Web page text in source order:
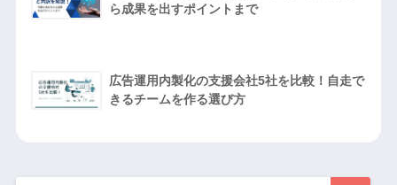
ら成果を出すポイントまで
広告運用内製化の支援会社5社を比較！自走で
きるチームを作る選び方